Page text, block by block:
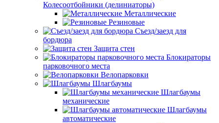
Колесоотбойники (делиниаторы)
Металлические
Резиновые
Съезд/заезд для
бордюра
Защита стен
Блокираторы
парковочного места
Велопарковки
Шлагбаумы
Шлагбаумы
механические
Шлагбаумы
автоматические